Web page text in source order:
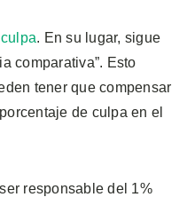
. En su lugar, sigue
comparativa”. Esto
tener que compensar
de culpa en el
responsable del 1%